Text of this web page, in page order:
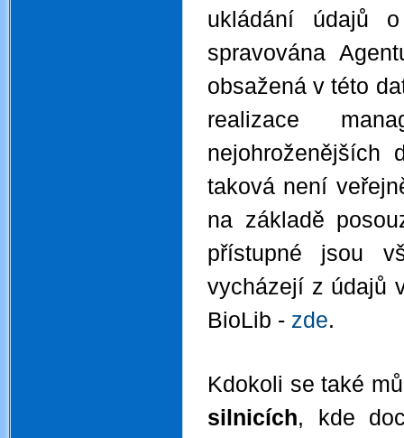
ukládání údajů
spravována
obsažená v této
realizace
nejohroženějších
taková není
na základě
přístupné jsou
vycházejí z údajů
BioLib - zde.
Kdokoli se také
silnicích, kde